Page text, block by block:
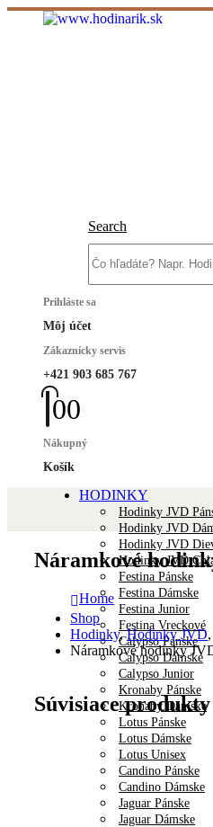
Search
Prihláste sa
Môj účet
Zákaznícky servis
+421 903 685 767
00
Nákupný
Košík
HODINKY
Hodinky JVD
Hodinky JVD
Hodinky JVD
Hodinky JVD
Festina Pánske
Festina Dámske
Festina Junior
Festina Vreckové
Calypso Pánske
Calypso Dámske
Calypso Junior
Kronaby Pánske
Kronaby Dámske
Lotus Pánske
Lotus Dámske
Lotus Unisex
Candino Pánske
Candino Dámske
Jaguar Pánske
Jaguar Dámske
Náramkové
Home
Shop
Hodinky,Hodinky JVD,
Náramkové hodinky
Súvisiace produkty